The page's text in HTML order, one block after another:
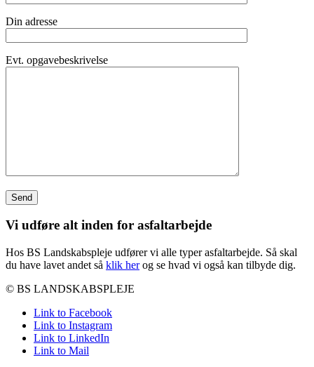
Din adresse
Evt. opgavebeskrivelse
Vi udføre alt inden for asfaltarbejde
Hos BS Landskabspleje udfører vi alle typer asfaltarbejde. Så skal
du have lavet andet så klik herog se hvad vi også kan tilbyde dig.
© BS LANDSKABSPLEJE
Link to Facebook
Link to Instagram
Link to LinkedIn
Link to Mail